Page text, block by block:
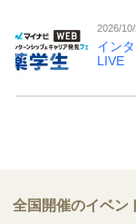
2026/
イン
LIVE
全国開催のイベン